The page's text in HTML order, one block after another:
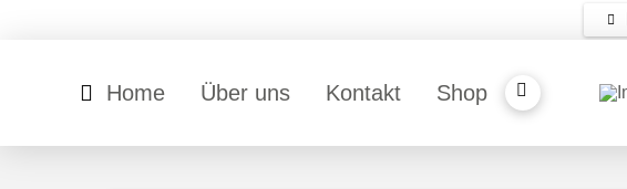
Home Über uns Kontakt Shop